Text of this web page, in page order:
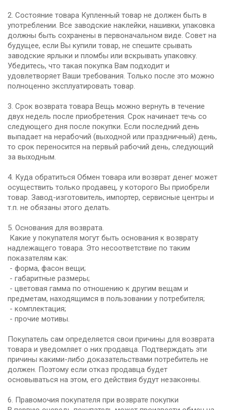
2. Состояние товара Купленный товар не должен быть в
употреблении. Все заводские наклейки, нашивки, упаковка
должны быть сохранены в первоначальном виде. Совет на
будущее, если Вы купили товар, не спешите срывать
заводские ярлыки и пломбы или вскрывать упаковку.
Убедитесь, что такая покупка Вам подходит и
удовлетворяет Ваши требования. Только после это можно
полноценно эксплуатировать товар.
3. Срок возврата товара Вещь можно вернуть в течение
двух недель после приобретения. Срок начинает течь со
следующего дня после покупки. Если последний день
выпадает на нерабочий (выходной или праздничный) день,
то срок переносится на первый рабочий день, следующий
за выходным.
4. Куда обратиться Обмен товара или возврат денег может
осуществить только продавец, у которого Вы приобрели
товар. Завод-изготовитель, импортер, сервисные центры и
т.п. не обязаны этого делать.
5. Основания для возврата.
Какие у покупателя могут быть основания к возврату
надлежащего товара. Это несоответствие по таким
показателям как:
- форма, фасон вещи;
- габаритные размеры;
- цветовая гамма по отношению к другим вещам и
предметам, находящимся в пользовании у потребителя;
- комплектация;
- прочие мотивы.
Покупатель сам определяется свои причины для возврата
товара и уведомляет о них продавца. Подтверждать эти
причины какими-либо доказательствами потребитель не
должен. Поэтому если отказ продавца будет
основываться на этом, его действия будут незаконны.
6. Правомочия покупателя при возврате покупки